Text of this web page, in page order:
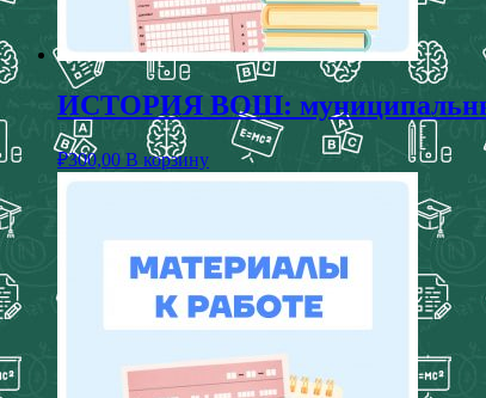
ИСТОРИЯ ВОШ: муниципальный
₽300,00 В корзину